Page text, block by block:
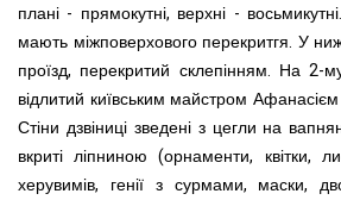
плані - прямокутні, верхні - восьмикутні.
мають міжповерхового перекритгя. У ни
проїзд, перекритий склепінням. На 2-му
відлитий київським майстром
Стіни дзвіниці зведені з цегли на
вкриті ліпниною (орнаменти, квітки,
херувимів, генії з сурмами, маски,